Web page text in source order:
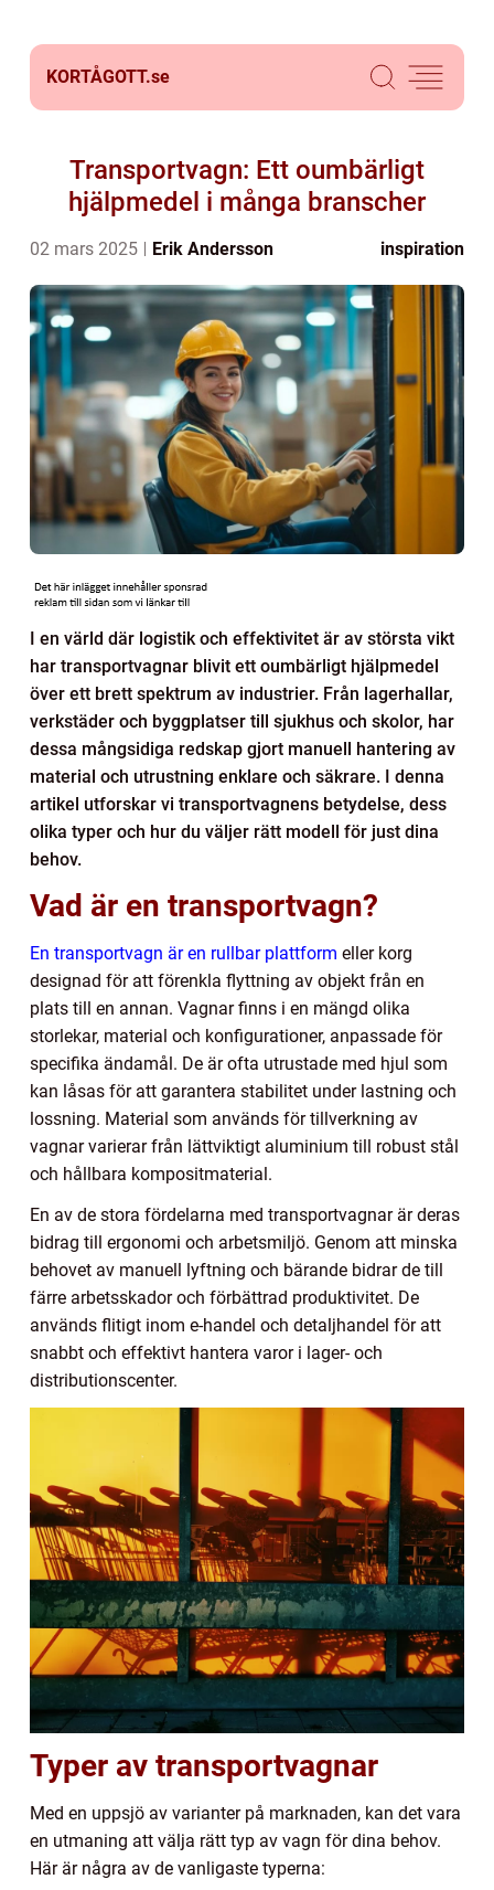
KORTÅGOTT.se
Transportvagn: Ett oumbärligt
hjälpmedel i många branscher
02 mars 2025 Erik Andersson inspiration
I en värld där logistik och effektivitet är av största vikt
har transportvagnar blivit ett oumbärligt hjälpmedel
över ett brett spektrum av industrier. Från lagerhallar,
verkstäder och byggplatser till sjukhus och skolor, har
dessa mångsidiga redskap gjort manuell hantering av
material och utrustning enklare och säkrare. I denna
artikel utforskar vi transportvagnens betydelse, dess
olika typer och hur du väljer rätt modell för just dina
behov.
Vad är en transportvagn?
En transportvagn är en rullbar plattform eller korg
designad för att förenkla flyttning av objekt från en
plats till en annan. Vagnar finns i en mängd olika
storlekar, material och konfigurationer, anpassade för
specifika ändamål. De är ofta utrustade med hjul som
kan låsas för att garantera stabilitet under lastning och
lossning. Material som används för tillverkning av
vagnar varierar från lättviktigt aluminium till robust stål
och hållbara kompositmaterial.
En av de stora fördelarna med transportvagnar är deras
bidrag till ergonomi och arbetsmiljö. Genom att minska
behovet av manuell lyftning och bärande bidrar de till
färre arbetsskador och förbättrad produktivitet. De
används flitigt inom e-handel och detaljhandel för att
snabbt och effektivt hantera varor i lager- och
distributionscenter.
Typer av transportvagnar
Med en uppsjö av varianter på marknaden, kan det vara
en utmaning att välja rätt typ av vagn för dina behov.
Här är några av de vanligaste typerna: